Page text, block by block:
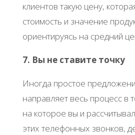
клиентов такую цену,
стоимость и значение
ориентируясь на средний
7. Вы не ставите точку
Иногда простое
направляет весь процесс в
на которое вы и
этих телефонных звонков,